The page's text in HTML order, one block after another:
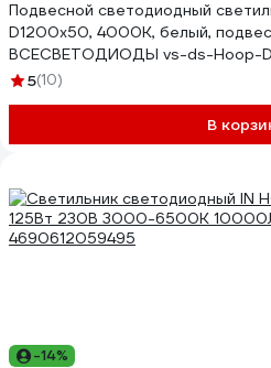
Подвесной светодиодный
D1200x50, 4000К, белый,
ВСЕСВЕТОДИОДЫ vs-ds-Hoop-
5(10)
В
-14%